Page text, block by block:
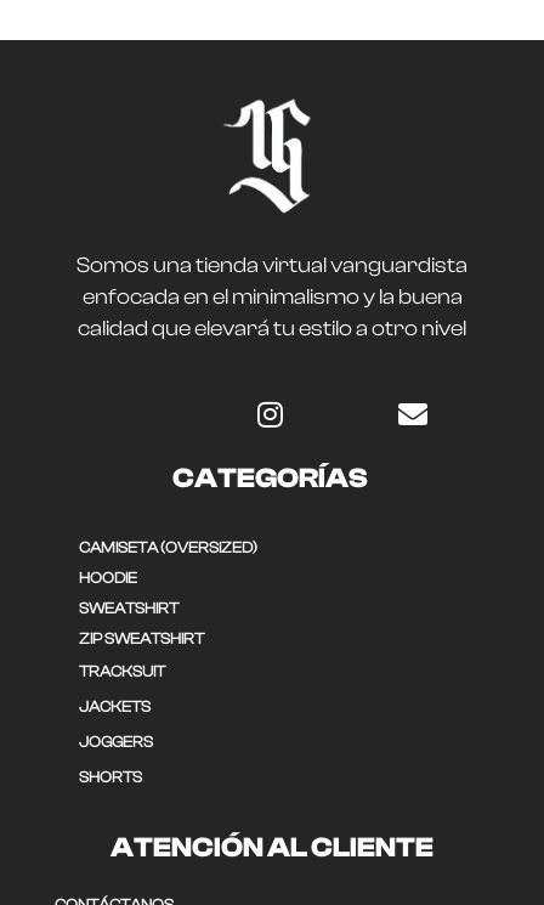
Somos una tienda virtual vanguardista
enfocada en el minimalismo y la buena
calidad que elevará tu estilo a otro nivel
CATEGORÍAS
CAMISETA (OVERSIZED)
HOODIE
SWEATSHIRT
ZIP SWEATSHIRT
TRACKSUIT
JACKETS
JOGGERS
SHORTS
ATENCIÓN AL CLIENTE